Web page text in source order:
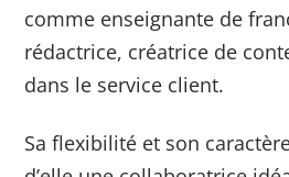
comme enseignante de
rédactrice, créatrice de
dans le service client.
Sa flexibilité et son